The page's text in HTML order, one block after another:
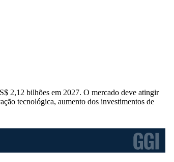
2,12 bilhões em 2027. O mercado deve atingir
tecnológica, aumento dos investimentos de